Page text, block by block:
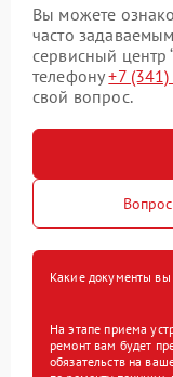
Вы можете
часто
сервисный центр
телефону+7
свой вопрос.
Какие документы вы
На этапе приема
ремонт вам будет
обязательств на